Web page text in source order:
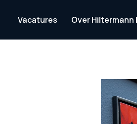
Vacatures Over Hiltermann